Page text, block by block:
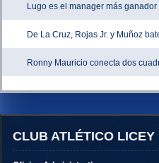
Lugo es el manager más
De La Cruz, Rojas Jr. y Muñoz
Ronny Mauricio conecta dos
CLUB ATLÉTICO LICEY